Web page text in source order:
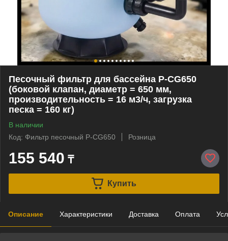
Песочный фильтр для бассейна P-CG650
(боковой клапан, диаметр = 650 мм,
производительность = 16 м3/ч, загрузка
песка = 160 кг)
В наличии
Код: Фильтр песочный P-СG650
Розница
155 540 ₸
Купить
Описание Характеристики Доставка Оплата